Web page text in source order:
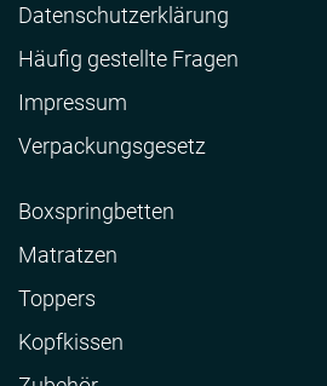
Datenschutzerklärung
Häufig gestellte Fragen
Impressum
Verpackungsgesetz
Boxspringbetten
Matratzen
Toppers
Kopfkissen